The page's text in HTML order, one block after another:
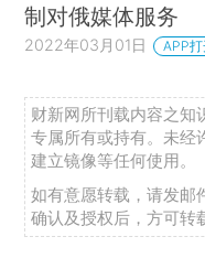
制对俄媒体服务
2022年03月01日 APP
财新网所刊载内容之知
专属所有或持有。未经
建立镜像等任何使用。
如有意愿转载，请发邮
确认及授权后，方可转